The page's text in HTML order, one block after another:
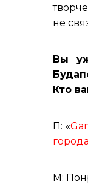
не
Вы
Кто
П: «
города
М: